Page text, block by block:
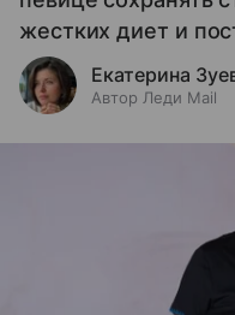
жестких диет и
Екатерина
Автор Леди Mail